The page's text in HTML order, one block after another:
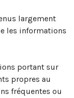
largement
les informations
portant sur
propres au
fréquentes ou